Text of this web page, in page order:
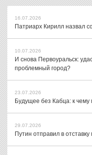
16.07.2026
Патриарх Кирилл назвал
10.07.2026
И снова Первоуральск:
проблемный город?
23.07.2026
Будущее без Кабца: к чему
29.07.2026
Путин отправил в